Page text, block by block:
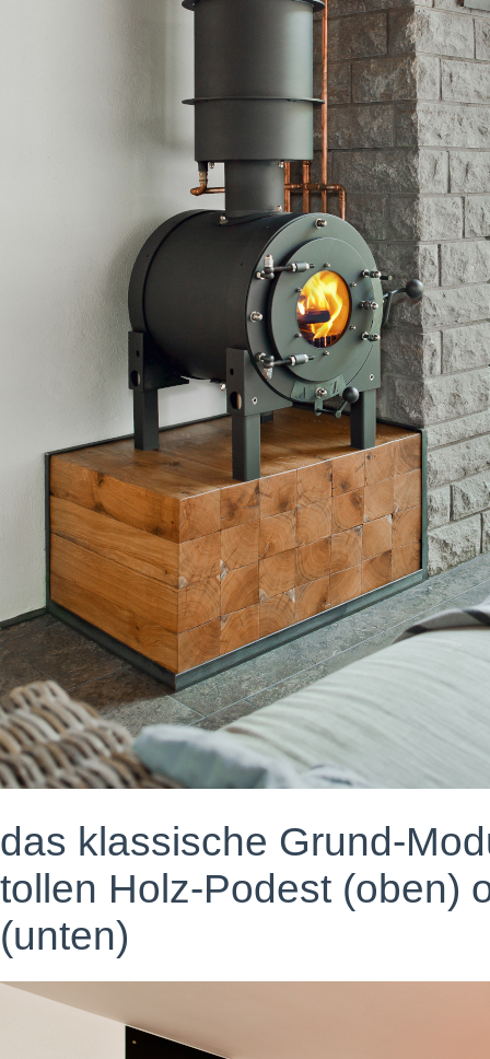
das klassische Grund-
tollen Holz-Podest (oben)
(unten)